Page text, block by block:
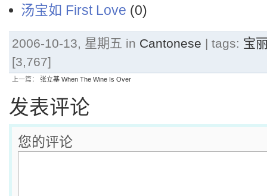
汤宝如 First Love (0)
2006-10-13, 星期五 in Cantonese | tags: 宝
[3,767]
上一篇： 张立基 When The Wine Is Over
发表评论
您的评论